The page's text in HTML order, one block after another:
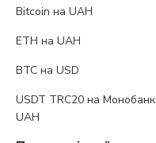
Bitcoin на UAH
ETH на UAH
BTC на USD
USDT TRC20 на Монобанк
UAH